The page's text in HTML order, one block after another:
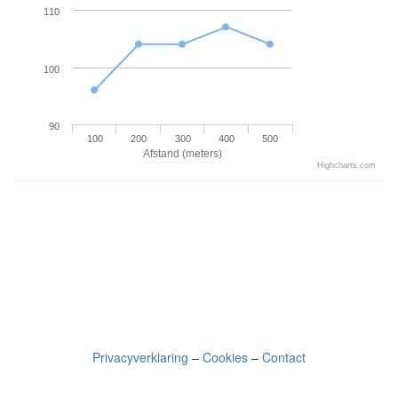
Afstand (meters)
100 200 300 400 500
90
100
110
Highcharts.com
Privacyverklaring – Cookies – Contact